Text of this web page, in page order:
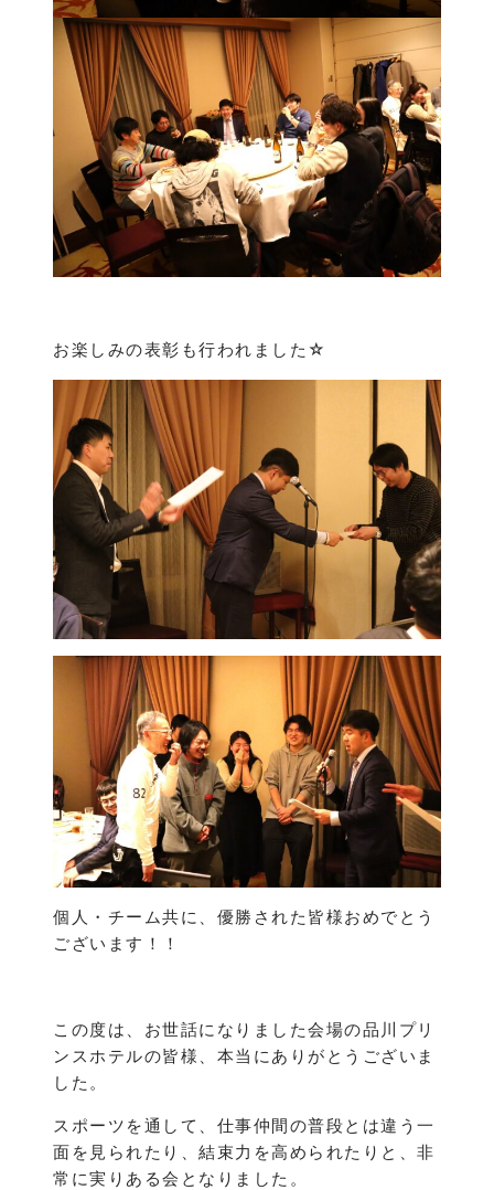
お楽しみの表彰も行われました☆
個人・チーム共に、優勝された皆様おめでとう
ございます！！
この度は、お世話になりました会場の品川プリ
ンスホテルの皆様、本当にありがとうございま
した。
スポーツを通して、仕事仲間の普段とは違う一
面を見られたり、結束力を高められたりと、非
常に実りある会となりました。